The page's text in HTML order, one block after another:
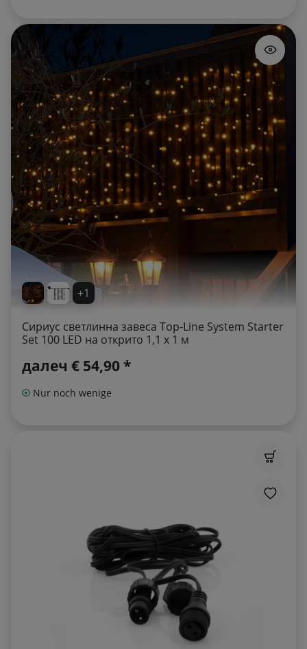
+1
Сириус светлинна завеса Top-Line System Starter
Set 100 LED на открито 1,1 x 1 м
далеч € 54,90 *
Nur noch wenige